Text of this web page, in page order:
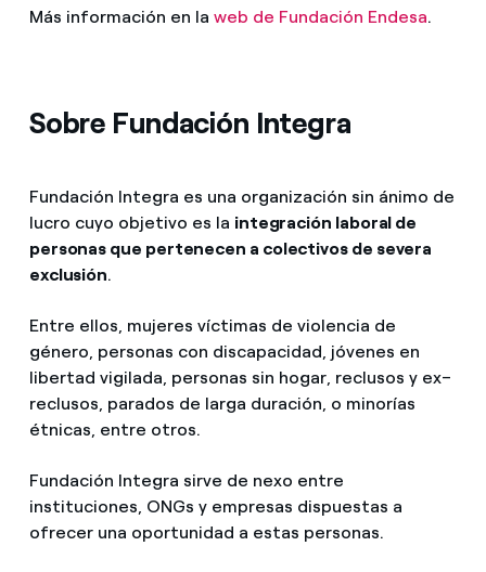
Más información en la web de Fundación Endesa.
Sobre Fundación Integra
Fundación Integra es una organización sin ánimo de
lucro cuyo objetivo es la integración laboral de
personas que pertenecen a colectivos de severa
exclusión.
Entre ellos, mujeres víctimas de violencia de
género, personas con discapacidad, jóvenes en
libertad vigilada, personas sin hogar, reclusos y ex–
reclusos, parados de larga duración, o minorías
étnicas, entre otros.
Fundación Integra sirve de nexo entre
instituciones, ONGs y empresas dispuestas a
ofrecer una oportunidad a estas personas.